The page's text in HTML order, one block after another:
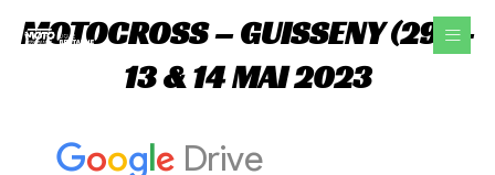
MOTOCROSS – GUISSENY (29) –
13 & 14 MAI 2023